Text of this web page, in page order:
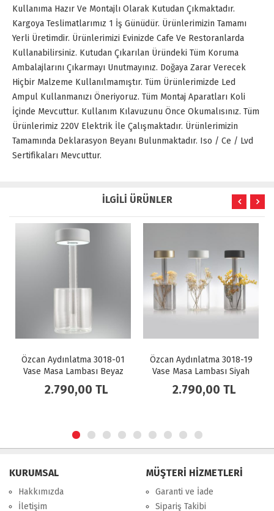
Kullanıma Hazır Ve Montajlı Olarak Kutudan Çıkmaktadır.
Kargoya Teslimatlarımız 1 İş Günüdür. Ürünlerimizin Tamamı
Yerli Üretimdir. Ürünlerimizi Evinizde Cafe Ve Restoranlarda
Kullanabilirsiniz. Kutudan Çıkarılan Üründeki Tüm Koruma
Ambalajlarını Çıkarmayı Unutmayınız. Doğaya Zarar Verecek
Hiçbir Malzeme Kullanılmamıştır. Tüm Ürünlerimizde Led
Ampul Kullanmanızı Öneriyoruz. Tüm Montaj Aparatları Koli
İçinde Mevcuttur. Kullanım Kılavuzunu Önce Okumalısınız. Tüm
Ürünlerimiz 220V Elektrik İle Çalışmaktadır. Ürünlerimizin
Tamamında Deklarasyon Beyanı Bulunmaktadır. Iso / Ce / Lvd
Sertifikaları Mevcuttur.
İLGİLİ ÜRÜNLER
3018-01
Beyaz
Özcan Aydınlatma 3018-19
Vase Masa Lambası Siyah
2.790,00 TL
Özcan Aydınlatma
Solar iç Mekan
Lambası
3.510,00
KURUMSAL
Hakkımızda
İletişim
MÜŞTERİ HİZMETLERİ
Garanti ve İade
Sipariş Takibi